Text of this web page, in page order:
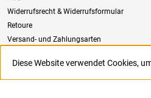
Widerrufsrecht & Widerrufsformular
Retoure
Versand- und Zahlungsarten
Diese Website verwendet Cookies,